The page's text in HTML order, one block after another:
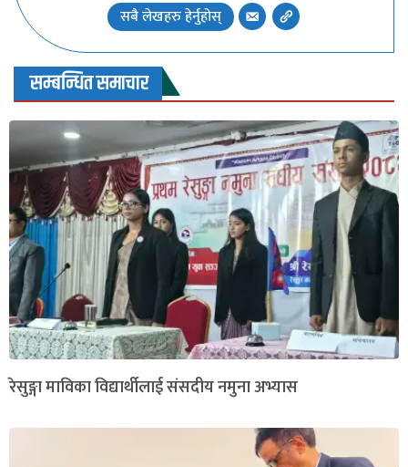
सबै लेखहरु हेर्नुहोस्
सम्बन्धित समाचार
रेसुङ्गा माविका विद्यार्थीलाई संसदीय नमुना अभ्यास